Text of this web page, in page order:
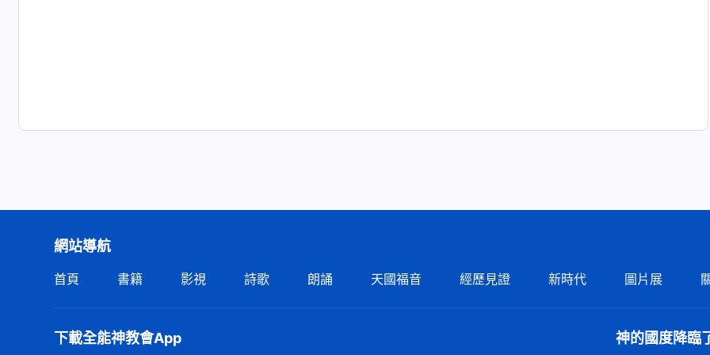
網站導航
首頁 書籍 影視 詩歌 朗誦 天國福音 經歷見證 新時代 圖片展
下載全能神教會App 神的國度降臨